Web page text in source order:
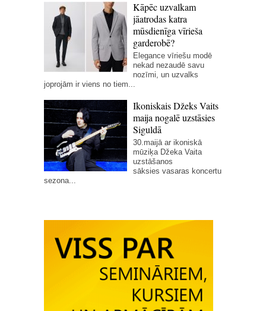
Kāpēc uzvalkam
jāatrodas katra
mūsdienīga vīrieša
garderobē?
Elegance vīriešu modē
nekad nezaudē savu
nozīmi, un uzvalks
joprojām ir viens no tiem...
Ikoniskais Džeks Vaits
maija nogalē uzstāsies
Siguldā
30.maijā ar ikoniskā
mūziķa Džeka Vaita
uzstāšanos
sāksies vasaras koncertu
sezona...